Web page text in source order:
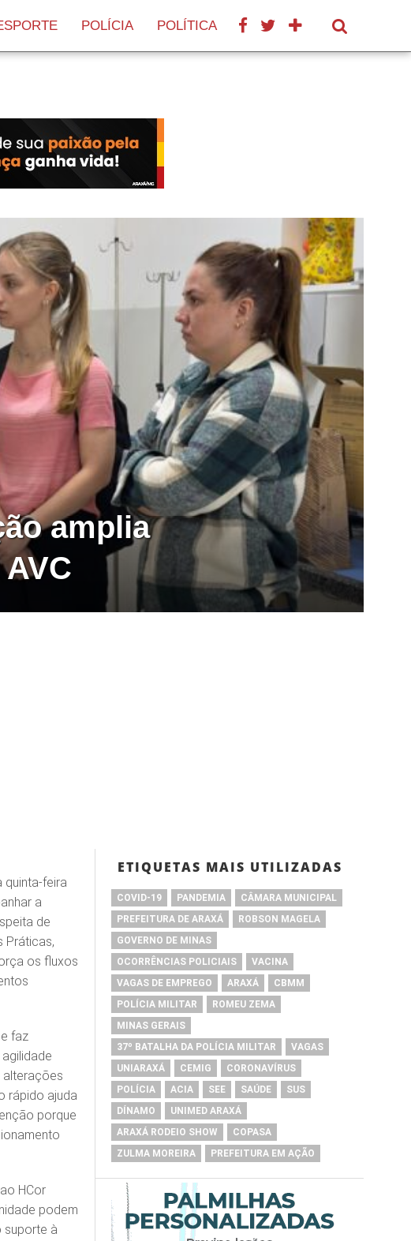
POLÍCIA POLÍTICA SAÚDE TURISMO
amplia
quinta-feira
a
de
Práticas,
os fluxos
faz
alterações
rápido ajuda
porque
HCor
podem
suporte à
ETIQUETAS MAIS UTILIZADAS
COVID-19 PANDEMIA
CÂMARA MUNICIPAL
PREFEITURA DE ARAXÁ
ROBSON MAGELA
GOVERNO DE MINAS
OCORRÊNCIAS POLICIAIS
VACINA
VAGAS DE EMPREGO
ARAXÁ
CBMM
POLÍCIA MILITAR
ROMEU ZEMA
MINAS GERAIS
37º BATALHA DA POLÍCIA MILITAR
VAGAS
UNIARAXÁ
CEMIG
CORONAVÍRUS
POLÍCIA
ACIA SEE SAÚDE
SUS
DÍNAMO
UNIMED ARAXÁ
ARAXÁ RODEIO SHOW
COPASA
ZULMA MOREIRA
PREFEITURA EM AÇÃO